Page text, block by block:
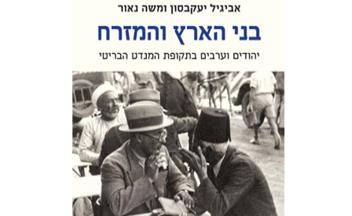
אביגיל יעקבסון
משה נאור
דורון מגן